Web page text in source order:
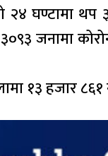
घण्टामा थप
जनामा
१३ हजार